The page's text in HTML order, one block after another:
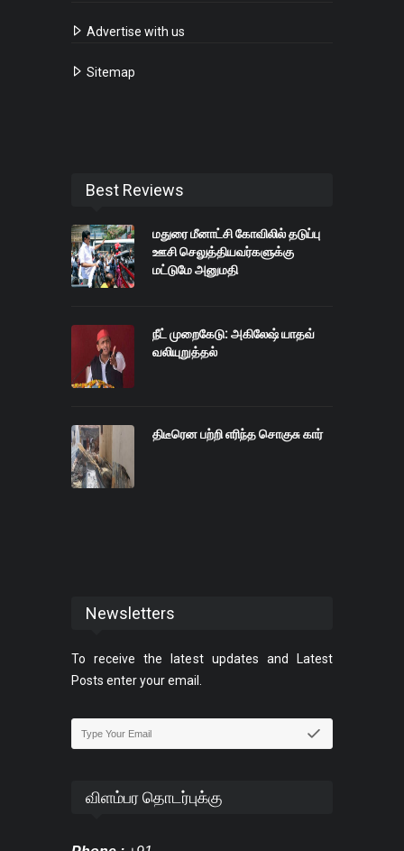
Advertise with us
Sitemap
Best Reviews
மதுரை மீனாட்சி கோவிலில் தடுப்பு
ஊசி செலுத்தியவர்களுக்கு
மட்டுமே அனுமதி
நீட் முறைகேடு: அகிலேஷ் யாதவ்
வலியுறுத்தல்
திடீரென பற்றி எரிந்த சொகுசு கார்
Newsletters
To receive the latest updates and Latest
Posts enter your email.
விளம்பர தொடர்புக்கு